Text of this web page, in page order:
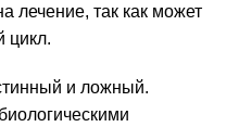
лечение, так как может
цикл.
и ложный.